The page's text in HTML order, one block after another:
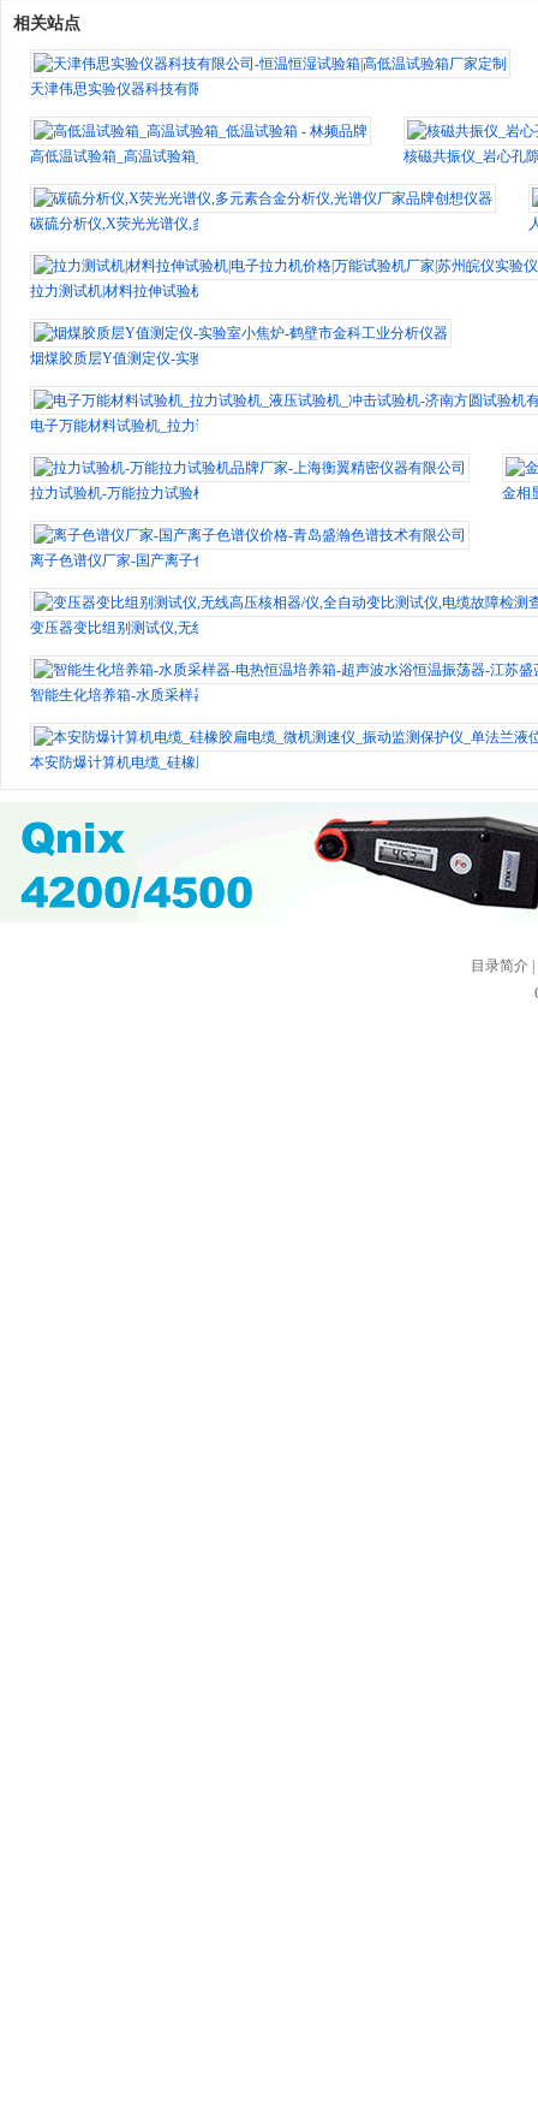
相关站点
天津伟思实验仪器科技有限公司-恒温恒湿试验箱|高低温试验箱厂家定制
高低温试验箱_高温试验箱_低温试验箱 - 林频品牌 核磁共振仪_岩心孔
碳硫分析仪,X荧光光谱仪,多元素合金分析仪,光谱仪厂家品牌创想仪器
拉力测试机|材料拉伸试验机|电子拉力机价格|万能试验机厂家|苏州皖仪实验仪器
烟煤胶质层Y值测定仪-实验室小焦炉-鹤壁市金科工业分析仪器
电子万能材料试验机_拉力试验机_液压试验机_冲击试验机-济南方圆试验机有限
拉力试验机-万能拉力试验机品牌厂家-上海衡翼精密仪器有限公司 金相
离子色谱仪厂家-国产离子色谱仪价格-青岛盛瀚色谱技术有限公司
变压器变比组别测试仪,无线高压核相器/仪,全自动变比测试仪,电缆故障检测查
智能生化培养箱-水质采样器-电热恒温培养箱-超声波水浴恒温振荡器-江苏盛蓝
本安防爆计算机电缆_硅橡胶扁电缆_微机测速仪_振动监测保护仪_单法兰液位
目录简介